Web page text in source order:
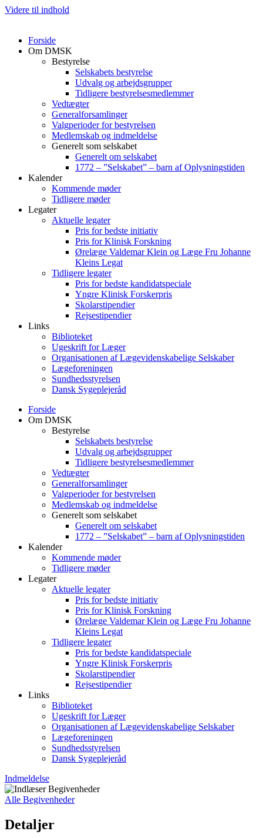
Videre til indhold
Forside
Om DMSK
Bestyrelse
Selskabets bestyrelse
Udvalg og arbejdsgrupper
Tidligere bestyrelsesmedlemmer
Vedtægter
Generalforsamlinger
Valgperioder for bestyrelsen
Medlemskab og indmeldelse
Generelt som selskabet
Generelt om selskabet
1772 – ”Selskabet” – barn af Oplysningstiden
Kalender
Kommende møder
Tidligere møder
Legater
Aktuelle legater
Pris for bedste initiativ
Pris for Klinisk Forskning
Ørelæge Valdemar Klein og Læge Fru Johanne
Kleins Legat
Tidligere legater
Pris for bedste kandidatspeciale
Yngre Klinisk Forskerpris
Skolarstipendier
Rejsestipendier
Links
Biblioteket
Ugeskrift for Læger
Organisationen af Lægevidenskabelige Selskaber
Lægeforeningen
Sundhedsstyrelsen
Dansk Sygeplejeråd
Forside
Om DMSK
Bestyrelse
Selskabets bestyrelse
Udvalg og arbejdsgrupper
Tidligere bestyrelsesmedlemmer
Vedtægter
Generalforsamlinger
Valgperioder for bestyrelsen
Medlemskab og indmeldelse
Generelt som selskabet
Generelt om selskabet
1772 – ”Selskabet” – barn af Oplysningstiden
Kalender
Kommende møder
Tidligere møder
Legater
Aktuelle legater
Pris for bedste initiativ
Pris for Klinisk Forskning
Ørelæge Valdemar Klein og Læge Fru Johanne
Kleins Legat
Tidligere legater
Pris for bedste kandidatspeciale
Yngre Klinisk Forskerpris
Skolarstipendier
Rejsestipendier
Links
Biblioteket
Ugeskrift for Læger
Organisationen af Lægevidenskabelige Selskaber
Lægeforeningen
Sundhedsstyrelsen
Dansk Sygeplejeråd
Indmeldelse
Alle Begivenheder
Detaljer